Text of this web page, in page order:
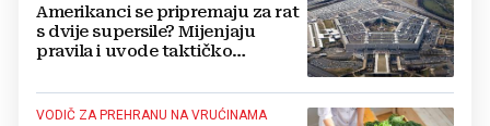
Amerikanci se pripremaju za rat
s dvije supersile? Mijenjaju
pravila i uvode taktičko
VODIČ ZA PREHRANU NA VRUĆINAMA